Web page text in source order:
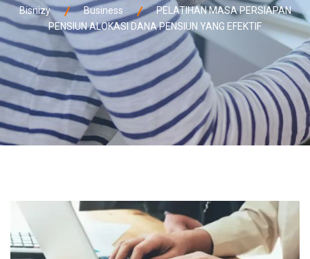
Bisnizy Business
PELATIHAN MASA PERSIAPAN
PENSIUN ALOKASI DANA PENSIUN YANG EFEKTIF